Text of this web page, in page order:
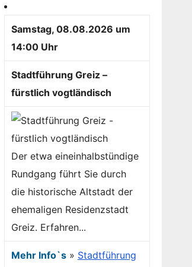
Samstag, 08.08.2026 um
14:00 Uhr
Stadtführung Greiz –
fürstlich vogtländisch
Der etwa eineinhalbstündige
Rundgang führt Sie durch
die historische Altstadt der
ehemaligen Residenzstadt
Greiz. Erfahren...
Mehr Info`s» Stadtführung